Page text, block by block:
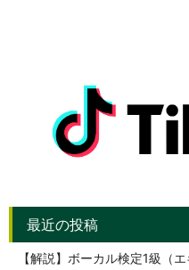
【解説】ボーカル検定1級（